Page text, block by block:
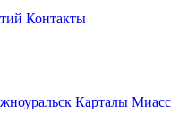
Контакты
Карталы Миасс